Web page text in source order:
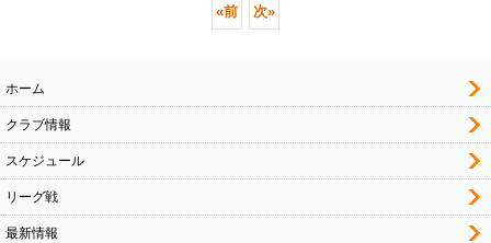
«前 次»
ホーム
クラブ情報
スケジュール
リーグ戦
最新情報